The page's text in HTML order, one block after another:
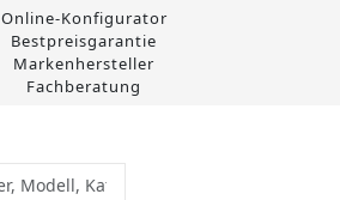
Online-Konfigurator
Bestpreisgarantie
Markenhersteller
Fachberatung